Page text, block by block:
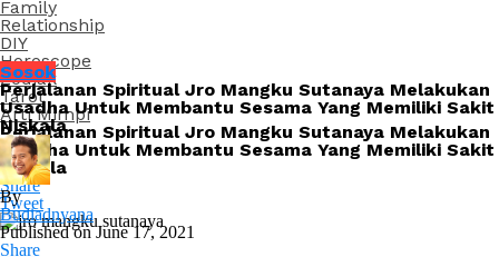
Family
Relationship
DIY
Horoscope
Zodiak
Tarot
Arti Mimpi
Perjalanan Spiritual Jro Mangku Sutanaya Melakukan
Usadha Untuk Membantu Sesama Yang Memiliki Sakit
Niskala
Share
Tweet
Sosok
Perjalanan Spiritual Jro Mangku Sutanaya Melakukan
Usadha Untuk Membantu Sesama Yang Memiliki Sakit
Niskala
By
Budiadnyana
Published on June 17, 2021
Share